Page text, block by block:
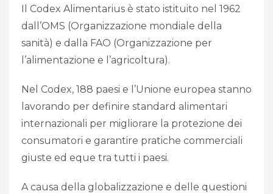
Il Codex Alimentarius è stato istituito nel 1962
dall’OMS (Organizzazione mondiale della
sanità) e dalla FAO (Organizzazione per
l’alimentazione e l’agricoltura).
Nel Codex, 188 paesi e l’Unione europea stanno
lavorando per definire standard alimentari
internazionali per migliorare la protezione dei
consumatori e garantire pratiche commerciali
giuste ed eque tra tutti i paesi.
A causa della globalizzazione e delle questioni